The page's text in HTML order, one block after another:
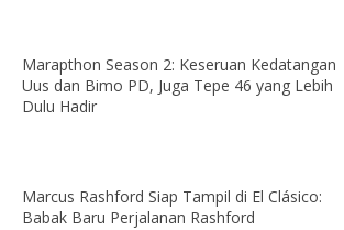
Marapthon Season 2: Keseruan Kedatangan
Uus dan Bimo PD, Juga Tepe 46 yang Lebih
Dulu Hadir
Marcus Rashford Siap Tampil di El Clásico:
Babak Baru Perjalanan Rashford